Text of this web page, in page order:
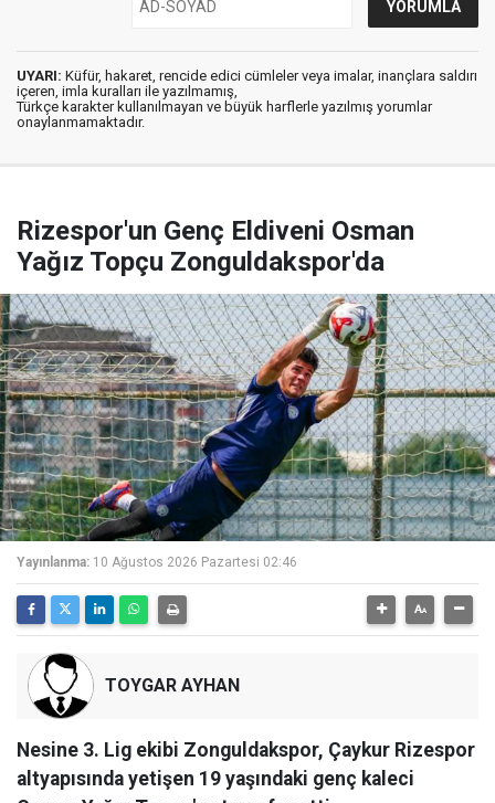
UYARI: Küfür, hakaret, rencide edici cümleler veya imalar, inançlara saldırı
içeren, imla kuralları ile yazılmamış,
Türkçe karakter kullanılmayan ve büyük harflerle yazılmış yorumlar
onaylanmamaktadır.
Rizespor'un Genç Eldiveni Osman
Yağız Topçu Zonguldakspor'da
Yayınlanma: 10 Ağustos 2026 Pazartesi 02:46
TOYGAR AYHAN
Nesine 3. Lig ekibi Zonguldakspor, Çaykur Rizespor
altyapısında yetişen 19 yaşındaki genç kaleci